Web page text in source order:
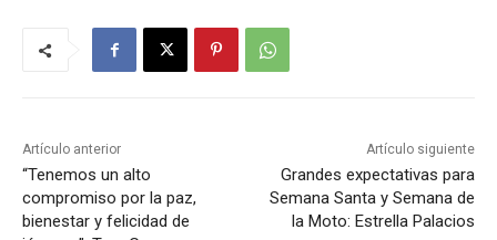
Artículo anterior
“Tenemos un alto
compromiso por la paz,
bienestar y felicidad de
Artículo siguiente
Grandes expectativas para
Semana Santa y Semana de
la Moto: Estrella Palacios